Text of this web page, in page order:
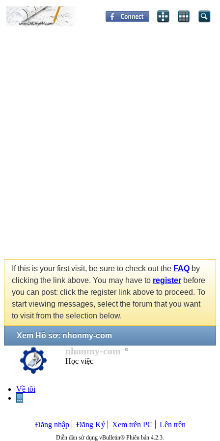
If this is your first visit, be sure to check out the FAQ by
clicking the link above. You may have to register before
you can post: click the register link above to proceed. To
start viewing messages, select the forum that you want
to visit from the selection below.
Xem Hồ sơ: nhonmy-com
nhonmy-com
Học việc
Về tôi
...
Đăng nhập Đăng Ký Xem trên PC Lên trên
Diễn đàn sử dụng vBulletin® Phiên bản 4.2.3.